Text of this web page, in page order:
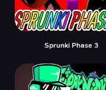
Sprunki Phase 3